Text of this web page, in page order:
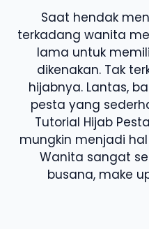
Saat hendak
terkadang wanita
lama untuk
dikenakan. Tak
hijabnya. Lantas,
pesta yang
Tutorial Hijab
mungkin menjadi
Wanita sangat
busana, make